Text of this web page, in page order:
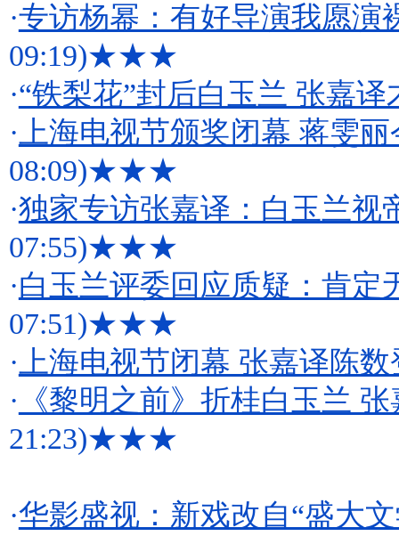
·专访杨幂：有好导演我愿演
09:19)★★★
·“铁梨花”封后白玉兰 张嘉译
· 上海电视节颁奖闭幕 蒋雯
08:09)★★★
·独家专访张嘉译：白玉兰视
07:55)★★★
·白玉兰评委回应质疑：肯定
07:51)★★★
· 上海电视节闭幕 张嘉译陈
· 《黎明之前》折桂白玉兰
21:23)★★★
·华影盛视：新戏改自“盛大